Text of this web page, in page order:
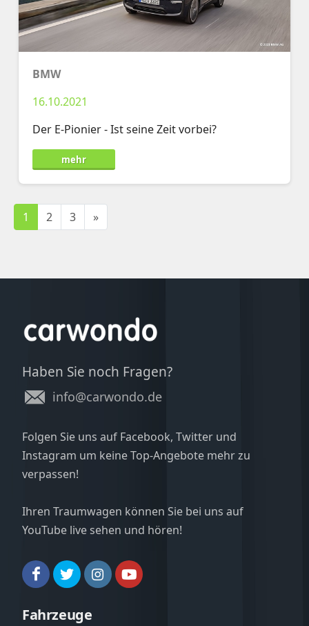
BMW
16.10.2021
Der E-Pionier - Ist seine Zeit vorbei?
mehr
1 2 3 »
Haben Sie noch Fragen?
info@carwondo.de
Folgen Sie uns auf Facebook, Twitter und
Instagram um keine Top-Angebote mehr zu
verpassen!
Ihren Traumwagen können Sie bei uns auf
YouTube live sehen und hören!
Fahrzeuge